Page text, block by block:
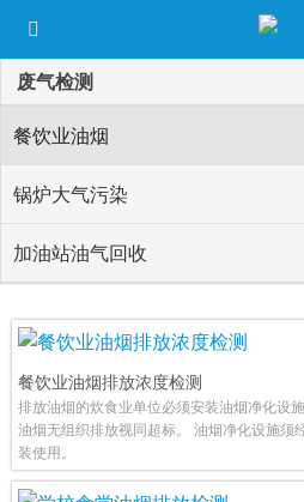
废气检测
餐饮业油烟
锅炉大气污染
加油站油气回收
餐饮业油烟排放浓度检测
排放油烟的炊食业单位必须安装油烟净化设
油烟无组织排放视同超标。 油烟净化设施须
装使用。